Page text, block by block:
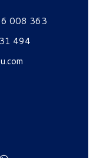
008 363
494